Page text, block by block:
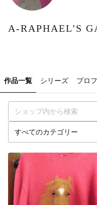
A-RAPHAEL'S
作品一覧 シリーズ プロ